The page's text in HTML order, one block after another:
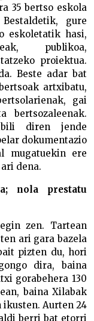
35 bertso eskola
gure
eskoletatik hasi,
publikoa,
proiektua.
Beste adar bat
artxibatu,
gai
bertsozaleenak.
diren jende
dokumentazio
mugatuekin ere
dena.
nola prestatu
zen. Tartean
ari gara bazela
pizten du, hori
dira, baina
gorabehera 130
baina Xilabak
Aurten 24
berri bat etorri